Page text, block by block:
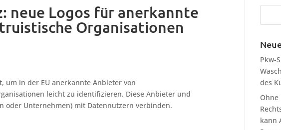
neue Logos für anerkannte
Organisationen
um in der EU anerkannte Anbieter von
leicht zu identifizieren. Diese Anbieter und
oder Unternehmen) mit Datennutzern verbinden.
Pkw-
des
Ohne
kann